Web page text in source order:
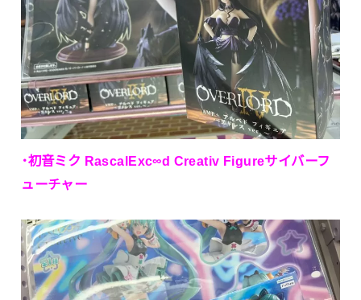
･初音ミク RascalExc∞d Creativ Figureサイバーフ
ューチャー